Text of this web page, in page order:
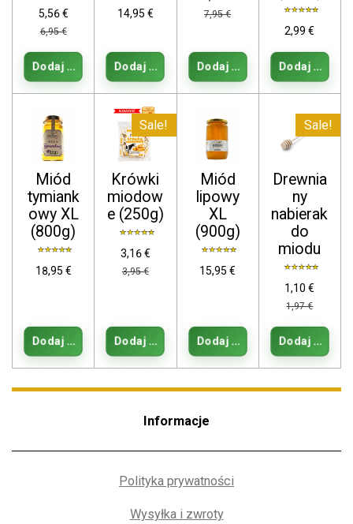
5,56 €
6,95 €
Dodaj do koszyka
14,95 €
Dodaj do koszyka
7,95 €
Dodaj do koszyka
2,99 €
Dodaj do
Miód
tymiank
owy XL
(800g)
18,95 €
Dodaj do koszyka
Sale!
Krówki
miodow
e (250g)
3,16 €
3,95 €
Dodaj do koszyka
Miód
lipowy
XL
(900g)
15,95 €
Dodaj do koszyka
Sale!
Drewnia
ny
nabierak
do
miodu
1,10 €
1,97 €
Dodaj do
Informacje
Polityka prywatności
Wysyłka i zwroty